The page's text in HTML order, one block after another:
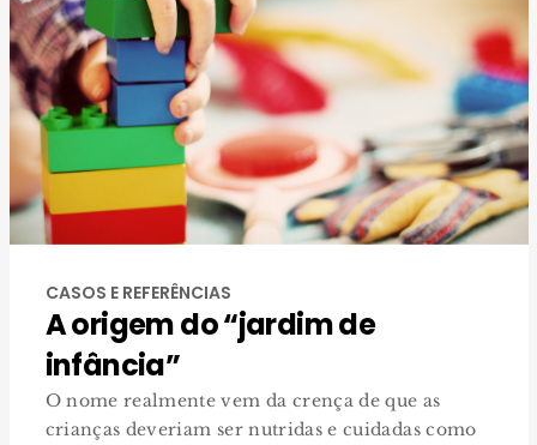
CASOS E REFERÊNCIAS
A origem do “jardim de
infância”
O nome realmente vem da crença de que as
crianças deveriam ser nutridas e cuidadas como